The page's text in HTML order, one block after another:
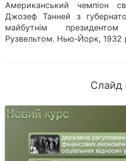
Американський чемпіон
Джозеф Танней з
майбутнім
Рузвельтом. Нью-Йорк, 1932
Слайд